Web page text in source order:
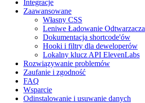
Integracje
Zaawansowane
Własny CSS
Leniwe Ładowanie Odtwarzacza
Dokumentacja shortcode'ów
Hooki i filtry dla deweloperów
Lokalny klucz API ElevenLabs
Rozwiązywanie problemów
Zaufanie i zgodność
FAQ
Wsparcie
Odinstalowanie i usuwanie danych